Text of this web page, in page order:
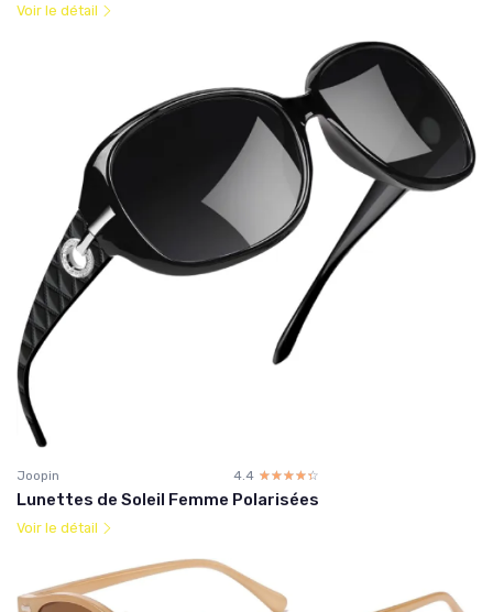
Voir le détail
Joopin 4.4 ☆☆☆☆☆
★★★★★
Lunettes de Soleil Femme Polarisées
Voir le détail